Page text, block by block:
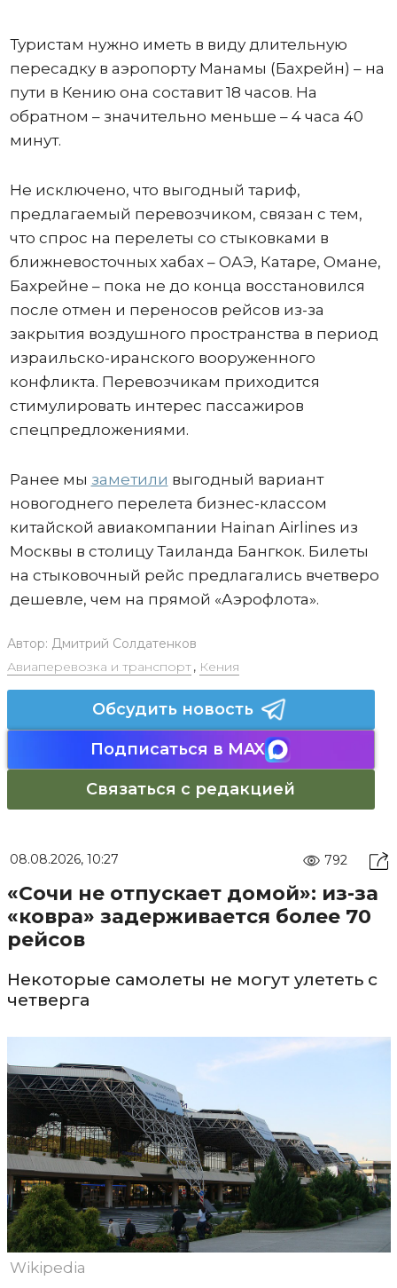
Туристам нужно иметь в виду длительную
пересадку в аэропорту Манамы (Бахрейн) – на
пути в Кению она составит 18 часов. На
обратном – значительно меньше – 4 часа 40
минут.
Не исключено, что выгодный тариф,
предлагаемый перевозчиком, связан с тем,
что спрос на перелеты со стыковками в
ближневосточных хабах – ОАЭ, Катаре, Омане,
Бахрейне – пока не до конца восстановился
после отмен и переносов рейсов из-за
закрытия воздушного пространства в период
израильско-иранского вооруженного
конфликта. Перевозчикам приходится
стимулировать интерес пассажиров
спецпредложениями.
Ранее мы заметили выгодный вариант
новогоднего перелета бизнес-классом
китайской авиакомпании Hainan Airlines из
Москвы в столицу Таиланда Бангкок. Билеты
на стыковочный рейс предлагались вчетверо
дешевле, чем на прямой «Аэрофлота».
Автор: Дмитрий Солдатенков
Авиаперевозка и транспорт, Кения
Обсудить новость
Подписаться в MAX
Связаться с редакцией
08.08.2026, 10:27 792
«Сочи не отпускает домой»: из-за
«ковра» задерживается более 70
рейсов
Некоторые самолеты не могут улететь с
четверга
Wikipedia